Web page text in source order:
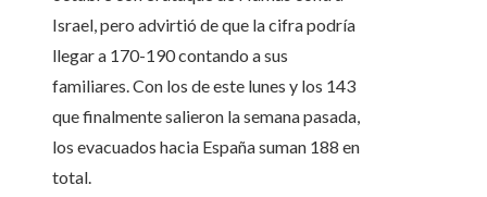
Israel, pero advirtió de que la cifra podría
llegar a 170-190 contando a sus
familiares. Con los de este lunes y los 143
que finalmente salieron la semana pasada,
los evacuados hacia España suman 188 en
total.